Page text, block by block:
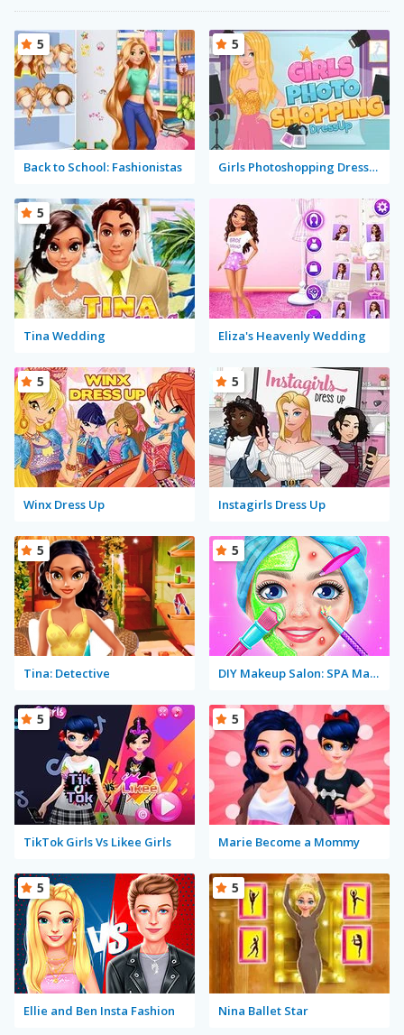
Back to School: Fashionistas
5
Girls Photoshopping Dressup
5
Tina Wedding
5
Eliza's Heavenly Wedding
Winx Dress Up
5
Instagirls Dress Up
5
Tina: Detective
5
DIY Makeup Salon: SPA Makeover Studio
5
TikTok Girls Vs Likee Girls
5
Marie Become a Mommy
5
Ellie and Ben Insta Fashion
5
Nina Ballet Star
5